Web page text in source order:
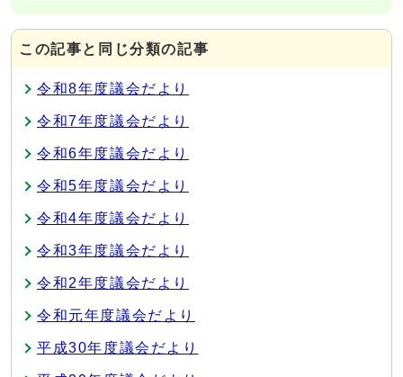
この記事と同じ分類の記事
令和8年度議会だより
令和7年度議会だより
令和6年度議会だより
令和5年度議会だより
令和4年度議会だより
令和3年度議会だより
令和2年度議会だより
令和元年度議会だより
平成30年度議会だより